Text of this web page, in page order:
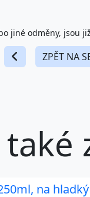
jiné odměny, jsou
ZPĚT NA
na